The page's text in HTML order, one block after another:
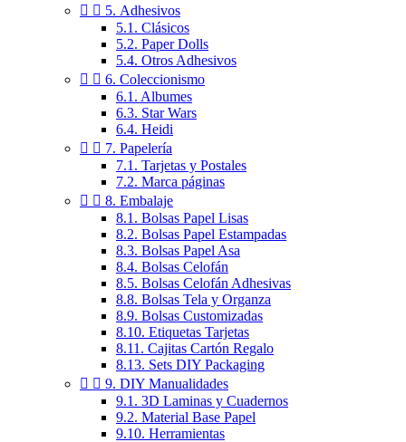
  5. Adhesivos
5.1. Clásicos
5.2. Paper Dolls
5.4. Otros Adhesivos
  6. Coleccionismo
6.1. Albumes
6.3. Star Wars
6.4. Heidi
  7. Papelería
7.1. Tarjetas y Postales
7.2. Marca páginas
  8. Embalaje
8.1. Bolsas Papel Lisas
8.2. Bolsas Papel Estampadas
8.3. Bolsas Papel Asa
8.4. Bolsas Celofán
8.5. Bolsas Celofán Adhesivas
8.8. Bolsas Tela y Organza
8.9. Bolsas Customizadas
8.10. Etiquetas Tarjetas
8.11. Cajitas Cartón Regalo
8.13. Sets DIY Packaging
  9. DIY Manualidades
9.1. 3D Laminas y Cuadernos
9.2. Material Base Papel
9.10. Herramientas